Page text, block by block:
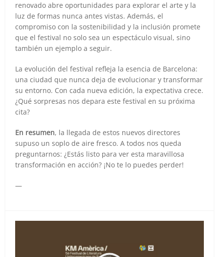
renovado abre oportunidades para explorar el arte y la
luz de formas nunca antes vistas. Además, el
compromiso con la sostenibilidad y la inclusión promete
que el festival no solo sea un espectáculo visual, sino
también un ejemplo a seguir.
La evolución del festival refleja la esencia de Barcelona:
una ciudad que nunca deja de evolucionar y transformar
su entorno. Con cada nueva edición, la expectativa crece.
¿Qué sorpresas nos depara este festival en su próxima
cita?
En resumen, la llegada de estos nuevos directores
supuso un soplo de aire fresco. A todos nos queda
preguntarnos: ¿Estás listo para ver esta maravillosa
transformación en acción? ¡No te lo puedes perder!
—